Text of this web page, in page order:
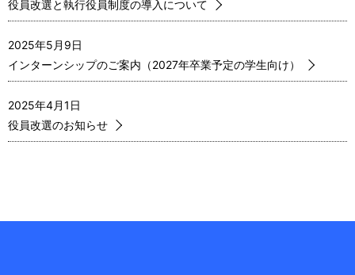
g
a
t
i
o
a
t
i
o
n
役員改選と執行役員制度の導入について
2025年5月9日
インターンシップのご案内（2027年卒業予定の学生向け）
2025年4月1日
役員改選のお知らせ